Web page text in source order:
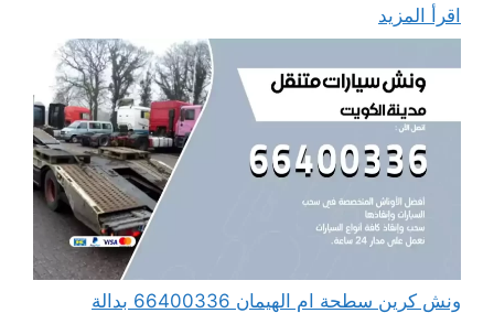
اقرأ المزيد
ونش كرين سطحة ام الهيمان 66400336 بدالة